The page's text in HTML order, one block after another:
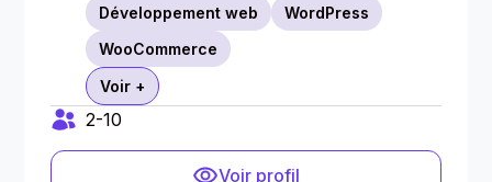
Développement web
WordPress
WooCommerce
Voir +
2-10
Voir profil